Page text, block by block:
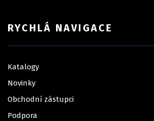
RYCHLÁ NAVIGACE
Katalogy
Novinky
Obchodní zástupci
Podpora